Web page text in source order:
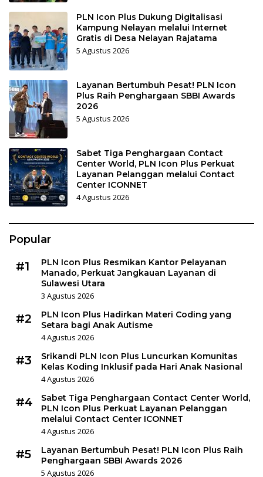
PLN Icon Plus Dukung Digitalisasi
Kampung Nelayan melalui Internet
Gratis di Desa Nelayan Rajatama
5 Agustus 2026
Layanan Bertumbuh Pesat! PLN Icon
Plus Raih Penghargaan SBBI Awards
2026
5 Agustus 2026
Sabet Tiga Penghargaan Contact
Center World, PLN Icon Plus Perkuat
Layanan Pelanggan melalui Contact
Center ICONNET
4 Agustus 2026
Popular
#1
PLN Icon Plus Resmikan Kantor Pelayanan
Manado, Perkuat Jangkauan Layanan di
Sulawesi Utara
3 Agustus 2026
#2
PLN Icon Plus Hadirkan Materi Coding yang
Setara bagi Anak Autisme
4 Agustus 2026
#3
Srikandi PLN Icon Plus Luncurkan Komunitas
Kelas Koding Inklusif pada Hari Anak Nasional
4 Agustus 2026
#4
Sabet Tiga Penghargaan Contact Center World,
PLN Icon Plus Perkuat Layanan Pelanggan
melalui Contact Center ICONNET
4 Agustus 2026
#5
Layanan Bertumbuh Pesat! PLN Icon Plus Raih
Penghargaan SBBI Awards 2026
5 Agustus 2026